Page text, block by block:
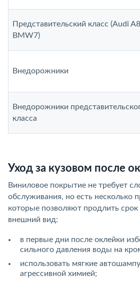
Представительский класс (Audi
BMW7)
Внедорожники
Внедорожники
класса
Уход за кузовом после
Виниловое покрытие не требует
обслуживания, но есть несколько
которые позволяют продлить
внешний вид:
в первые дни после оклейки
сильного давления воды на
использовать мягкие
агрессивной химией;